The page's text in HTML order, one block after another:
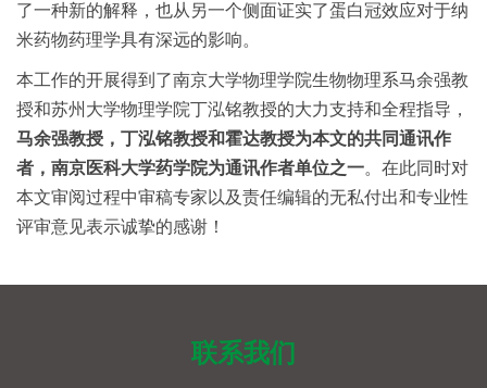
了一种新的解释，也从另一个侧面证实了蛋白冠效应对于纳
米药物药理学具有深远的影响。
本工作的开展得到了南京大学物理学院生物物理系马余强教
授和苏州大学物理学院丁泓铭教授的大力支持和全程指导，
马余强教授，丁泓铭教授和霍达教授为本文的共同通讯作
者，南京医科大学药学院为通讯作者单位之一。在此同时对
本文审阅过程中审稿专家以及责任编辑的无私付出和专业性
评审意见表示诚挚的感谢！
联系我们